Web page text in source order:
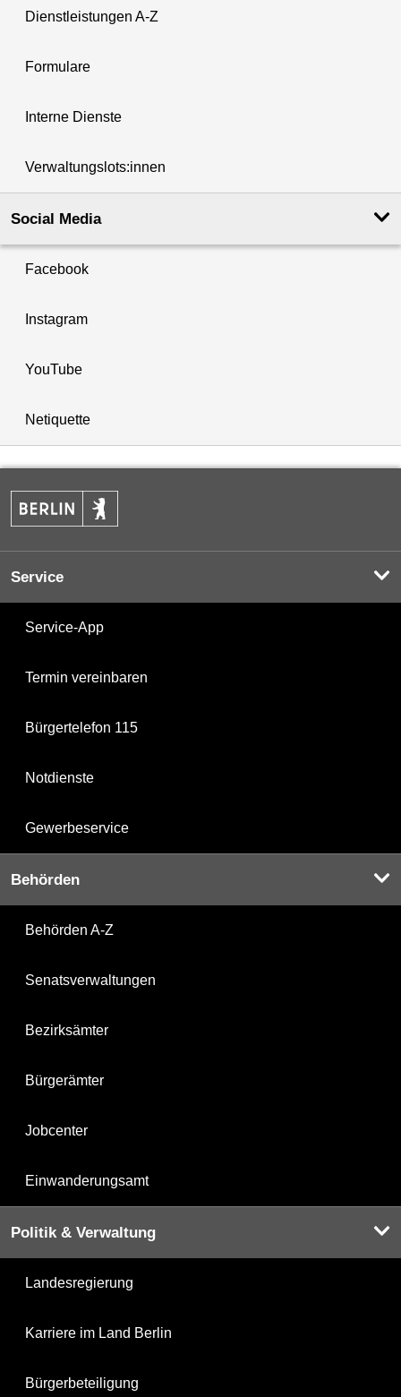
Dienstleistungen A-Z
Formulare
Interne Dienste
Verwaltungslots:innen
Social Media
Facebook
Instagram
YouTube
Netiquette
Service
Service-App
Termin vereinbaren
Bürgertelefon 115
Notdienste
Gewerbeservice
Behörden
Behörden A-Z
Senatsverwaltungen
Bezirksämter
Bürgerämter
Jobcenter
Einwanderungsamt
Politik & Verwaltung
Landesregierung
Karriere im Land Berlin
Bürgerbeteiligung